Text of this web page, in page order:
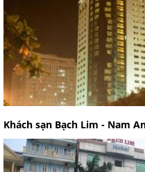
Khách sạn Bạch Lim - Nam